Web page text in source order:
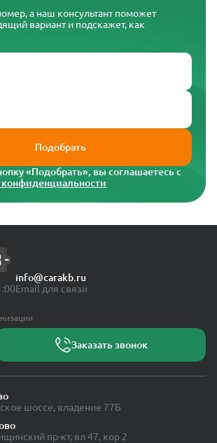
а наш консультант поможет
вариант и подскажет, как
Подобрать
«Подобрать», вы соглашаетесь с
info@carakb.ru
Email для связи
Заказать звонок
шоссе, владение 77Б
пр-кт, вл 47, кор 2